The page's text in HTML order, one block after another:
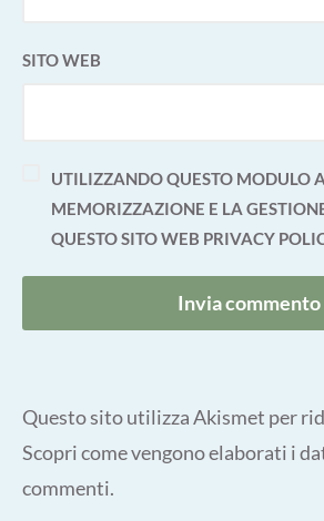
SITO WEB
UTILIZZANDO QUESTO MODULO
MEMORIZZAZIONE E LA
QUESTO SITO WEB PRIVACY
Questo sito utilizza Akismet per
Scopri come vengono elaborati i
commenti.